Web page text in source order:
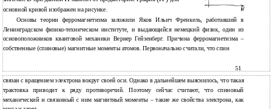
основной кривой изображен на рисунке.
Основы теории ферромагнетизма заложили Яков Ильич Френкель, работавший в
Ленинградском физико-техническом институте, и выдающийся немецкий физик, один из
основоположников квантовой механики Вернер Гейзенберг. Причина ферромагнетизма –
собственные (спиновые) магнитные моменты атомов. Первоначально считали, что спин
51
связан с вращением электрона вокруг своей оси. Однако в дальнейшем выяснилось, что такая
трактовка приводит к ряду противоречий. Поэтому сейчас считают, что спиновый
механический и связанный с ним магнитный моменты – такие же свойства электрона, как